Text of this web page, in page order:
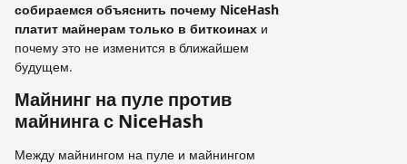
собираемся объяснить почему NiceHash
платит майнерам только в биткоинах и
почему это не изменится в ближайшем
будущем.
Майнинг на пуле против
майнинга с NiceHash
Между майнингом на пуле и майнингом